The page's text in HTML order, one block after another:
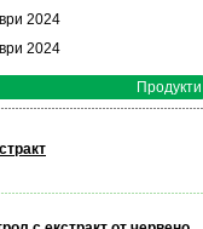
2024
2024
Продукти